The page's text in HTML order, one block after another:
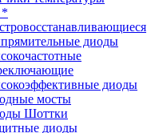
диоды
диоды
мосты
Шоттки
диоды